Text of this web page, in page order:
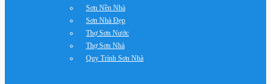
Sơn Nền Nhà
Sơn Nhà Đẹp
Thợ Sơn Nước
Thợ Sơn Nhà
Quy Trình Sơn Nhà